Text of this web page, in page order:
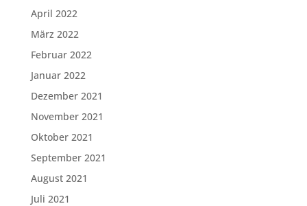
April 2022
März 2022
Februar 2022
Januar 2022
Dezember 2021
November 2021
Oktober 2021
September 2021
August 2021
Juli 2021